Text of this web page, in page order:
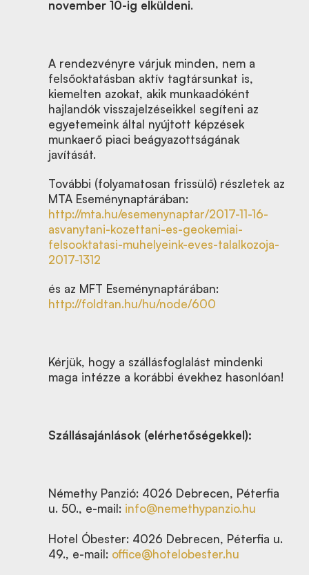
november 10-ig elküldeni.
A rendezvényre várjuk minden, nem a
felsőoktatásban aktív tagtársunkat is,
kiemelten azokat, akik munkaadóként
hajlandók visszajelzéseikkel segíteni az
egyetemeink által nyújtott képzések
munkaerő piaci beágyazottságának
javítását.
További (folyamatosan frissülő) részletek az
MTA Eseménynaptárában:
http://mta.hu/esemenynaptar/2017-11-16-
asvanytani-kozettani-es-geokemiai-
felsooktatasi-muhelyeink-eves-talalkozoja-
2017-1312
és az MFT Eseménynaptárában:
http://foldtan.hu/hu/node/600
Kérjük, hogy a szállásfoglalást mindenki
maga intézze a korábbi évekhez hasonlóan!
Szállásajánlások (elérhetőségekkel):
Némethy Panzió: 4026 Debrecen, Péterfia
u. 50., e-mail: info@nemethypanzio.hu
Hotel Óbester: 4026 Debrecen, Péterfia u.
49., e-mail: office@hotelobester.hu